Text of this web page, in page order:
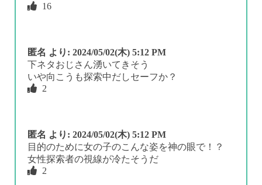
16
匿名 より: 2024/05/02(木) 5:12 PM
下ネタおじさん湧いてきそう
いや向こうも探索中だしセーフか？
2
匿名 より: 2024/05/02(木) 5:12 PM
目的のために女の子のこんな姿を神の眼で！？
女性探索者の視線が冷たそうだ
2